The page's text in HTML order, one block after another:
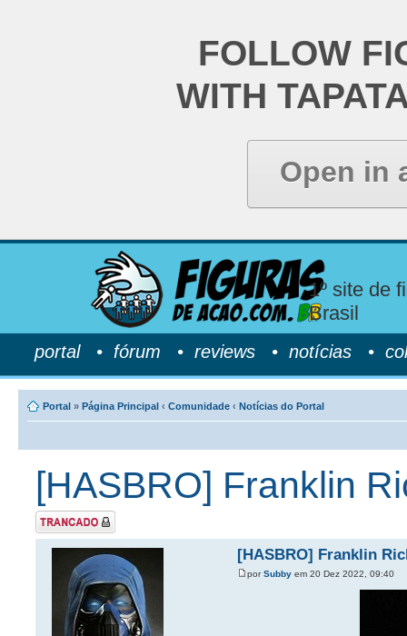
FOLLOW
WITH
Open in
1º site de
Brasil
portal• fórum • reviews • notícias •
Portal » Página Principal ‹ Comunidade ‹ Notícias do Portal
[HASBRO] Franklin
Tópico Trancado
[HASBRO] Franklin
porSubbyem 20 Dez 2022, 09:40